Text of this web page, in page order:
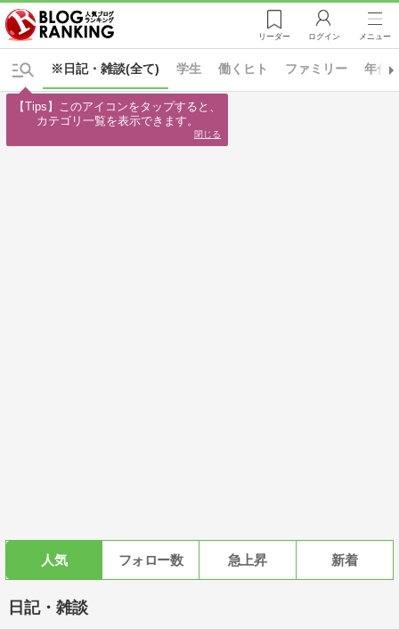
リーダー ログイン メニュー
※日記・雑談(全て) 学生 働くヒト ファミリー 年代
人気 フォロー数 急上昇 新着
日記・雑談
【Tips】このアイコンをタップすると、
カテゴリ一覧を表示できます。
閉じる